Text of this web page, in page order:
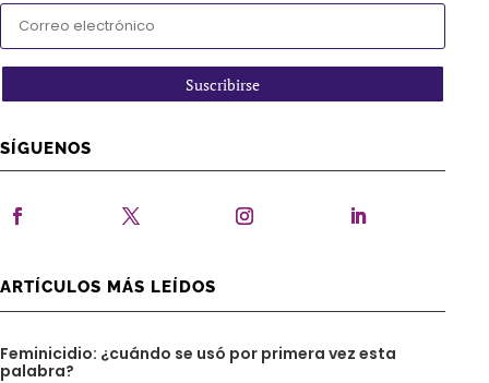
Suscribirse
SÍGUENOS
ARTÍCULOS MÁS LEÍDOS
Feminicidio: ¿cuándo se usó por primera vez esta
palabra?